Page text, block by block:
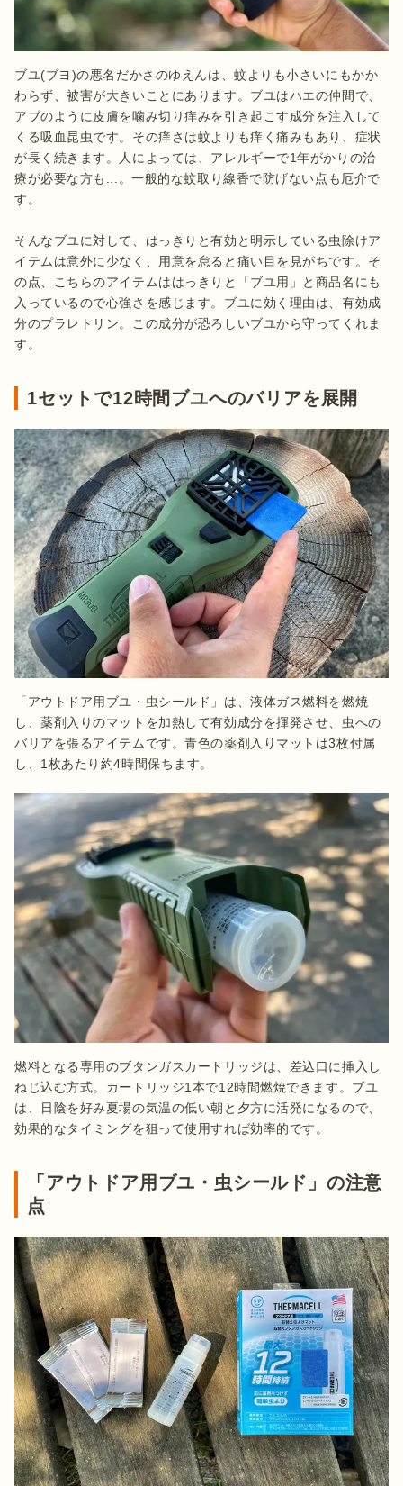
ブユ(ブヨ)の悪名だかさのゆえんは、蚊よりも小さいにもかか
わらず、被害が大きいことにあります。ブユはハエの仲間で、
アブのように皮膚を噛み切り痒みを引き起こす成分を注入して
くる吸血昆虫です。その痒さは蚊よりも痒く痛みもあり、症状
が長く続きます。人によっては、アレルギーで1年がかりの治
療が必要な方も...。一般的な蚊取り線香で防げない点も厄介で
す。
そんなブユに対して、はっきりと有効と明示している虫除けア
イテムは意外に少なく、用意を怠ると痛い目を見がちです。そ
の点、こちらのアイテムははっきりと「ブユ用」と商品名にも
入っているので心強さを感じます。ブユに効く理由は、有効成
分のプラレトリン。この成分が恐ろしいブユから守ってくれま
す。
1セットで12時間ブユへのバリアを展開
「アウトドア用ブユ・虫シールド」は、液体ガス燃料を燃焼
し、薬剤入りのマットを加熱して有効成分を揮発させ、虫への
バリアを張るアイテムです。青色の薬剤入りマットは3枚付属
し、1枚あたり約4時間保ちます。
燃料となる専用のブタンガスカートリッジは、差込口に挿入し
ねじ込む方式。カートリッジ1本で12時間燃焼できます。ブユ
は、日陰を好み夏場の気温の低い朝と夕方に活発になるので、
効果的なタイミングを狙って使用すれば効率的です。
「アウトドア用ブユ・虫シールド」の注意
点